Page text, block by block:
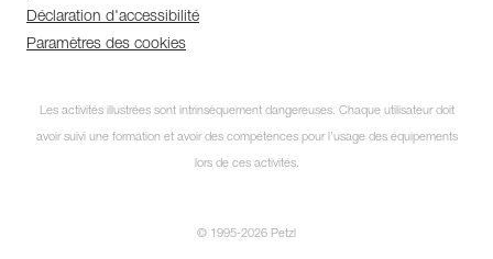
Déclaration d'accessibilité
Paramètres des cookies
Les activités illustrées sont intrinsèquement dangereuses. Chaque utilisateur doit
avoir suivi une formation et avoir des compétences pour l’usage des équipements
lors de ces activités.
© 1995-2026 Petzl